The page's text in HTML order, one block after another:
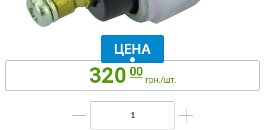
320 00
грн./шт.
ЦЕНА